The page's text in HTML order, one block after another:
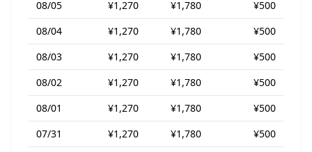
08/05 ¥1,270 ¥1,780
¥500
08/04
¥1,270 ¥1,780
¥500
08/03
¥1,270 ¥1,780
¥500
08/02
¥1,270 ¥1,780
¥500
08/01
¥1,270 ¥1,780
¥500
07/31
¥1,270 ¥1,780
¥500